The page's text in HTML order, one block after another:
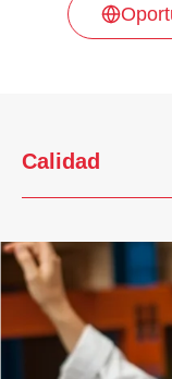
Calidad